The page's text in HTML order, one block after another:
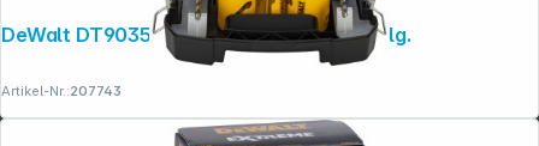
DeWalt DT90355-QZ Lochsägen-Set 11-tlg.
Artikel-Nr.:207743